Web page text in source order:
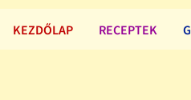
KEZDŐLAP RECEPTEK